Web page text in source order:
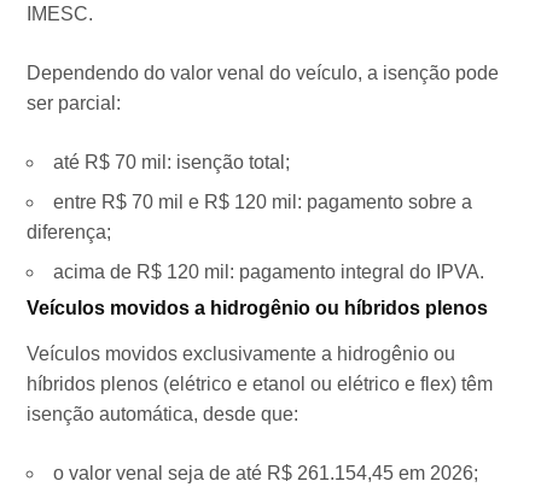
IMESC.
Dependendo do valor venal do veículo, a isenção pode
ser parcial:
até R$ 70 mil: isenção total;
entre R$ 70 mil e R$ 120 mil: pagamento sobre a
diferença;
acima de R$ 120 mil: pagamento integral do IPVA.
Veículos movidos a hidrogênio ou híbridos plenos
Veículos movidos exclusivamente a hidrogênio ou
híbridos plenos (elétrico e etanol ou elétrico e flex) têm
isenção automática, desde que:
o valor venal seja de até R$ 261.154,45 em 2026;